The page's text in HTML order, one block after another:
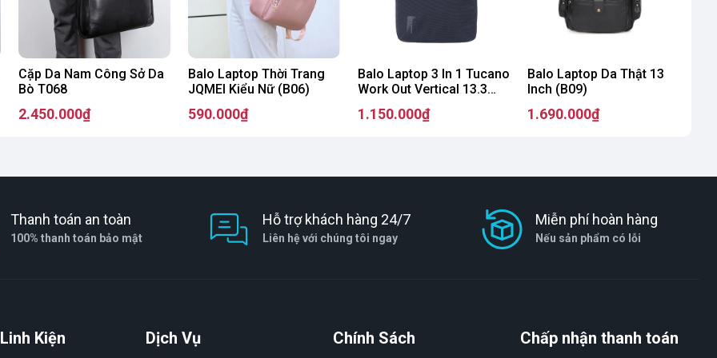
lớp đệm giúp bạn dễ dàng mang vác mà không sợ bị đau
mang đi du lịch.
tiện trong việc di chuyển cũng như tạo nên phong cách sang
TP.Hà Nội
Cặp Da Nam Công Sở Da
Bò T068
2.450.000₫
Balo Laptop Thời Trang
JQMEI Kiểu Nữ (B06)
590.000₫
Balo Laptop 3 In 1 Tucano
Work Out Vertical 13.3
1.150.000₫
Balo Laptop Da Thật 13
Inch (B09)
1.690.000₫
Thanh toán an toàn
100% thanh toán bảo mật
Hỗ trợ khách hàng 24/7
Liên hệ với chúng tôi ngay
Miễn phí hoàn hàng
Nếu sản phẩm có lỗi
Kiện Dịch Vụ Chính Sách Chấp nhận thanh toán